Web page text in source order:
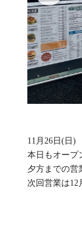
11月26日(日)
本日もオープ
夕方までの営
次回営業は12